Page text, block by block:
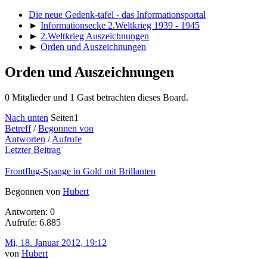
Die neue Gedenk-tafel - das Informationsportal
► Informationsecke 2.Weltkrieg 1939 - 1945
► 2.Weltkrieg Auszeichnungen
► Orden und Auszeichnungen
Orden und Auszeichnungen
0 Mitglieder und 1 Gast betrachten dieses Board.
Nach unten Seiten1
Betreff/Begonnen von
Antworten /Aufrufe
Letzter Beitrag
Frontflug-Spange in Gold mit Brillanten
Begonnen von Hubert
Antworten: 0
Aufrufe: 6.885
Mi, 18. Januar 2012, 19:12
von Hubert